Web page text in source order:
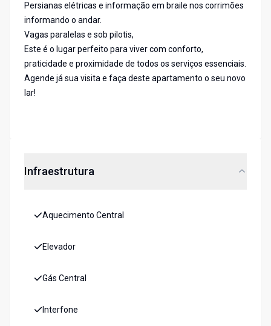
Persianas elétricas e informação em braile nos corrimões
informando o andar.
Vagas paralelas e sob pilotis,
Este é o lugar perfeito para viver com conforto,
praticidade e proximidade de todos os serviços essenciais.
Agende já sua visita e faça deste apartamento o seu novo
lar!
Infraestrutura
Aquecimento Central
Elevador
Gás Central
Interfone